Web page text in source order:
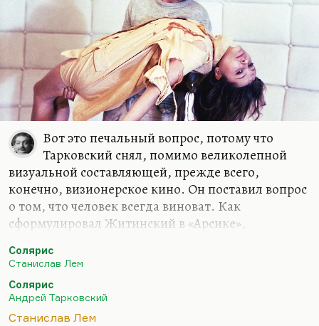
Вот это печальный вопрос, потому что
Тарковский снял, помимо великолепной
визуальной составляющей, прежде всего,
конечно, визионерское кино. Он поставил вопрос
о том, что человек всегда виноват. Как
сформулировал Житинский в «Арсике»,
Я, в общем, не разделяю этой точки зрения. При
том, что Житинский для меня духовный отец и
абсолютный кумир, я не люблю вот этого…
Вернее, я люблю, чтобы человек себя считал
Солярис
Станислав Лем
Солярис
Андрей Тарковский
Станислав Лем